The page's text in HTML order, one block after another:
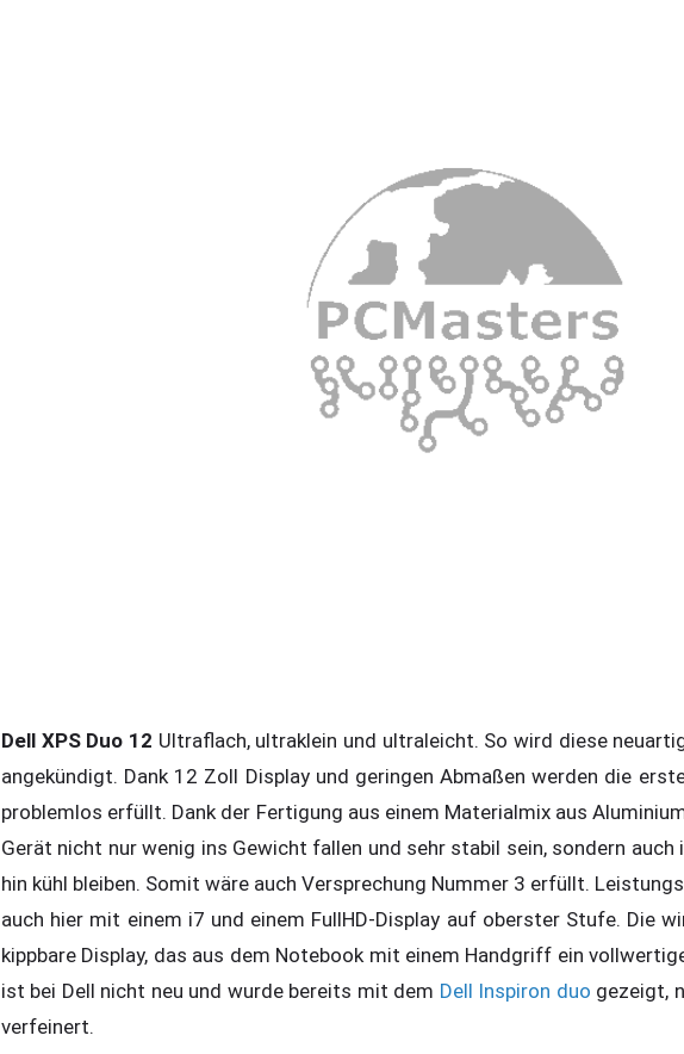
Dell XPS Duo 12 Ultraflach, ultraklein und ultraleicht. So wird diese
angekündigt. Dank 12 Zoll Display und geringen Abmaßen werden die
problemlos erfüllt. Dank der Fertigung aus einem Materialmix aus
Gerät nicht nur wenig ins Gewicht fallen und sehr stabil sein, sondern auch
hin kühl bleiben. Somit wäre auch Versprechung Nummer 3 erfüllt.
auch hier mit einem i7 und einem FullHD-Display auf oberster Stufe. Die
kippbare Display, das aus dem Notebook mit einem Handgriff ein
ist bei Dell nicht neu und wurde bereits mit dem Dell Inspiron duo gezeigt,
verfeinert.